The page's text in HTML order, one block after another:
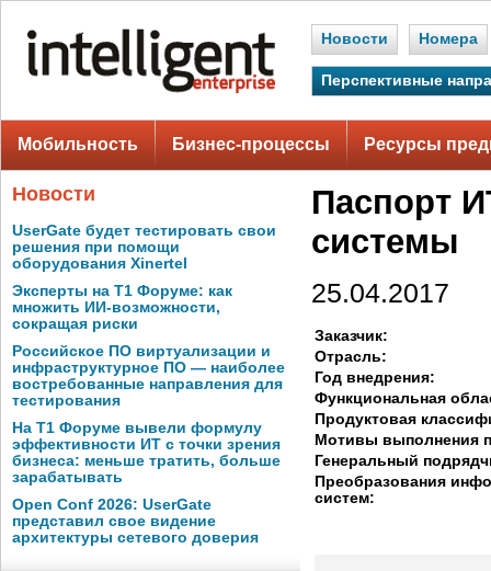
Новости Номера
Перспективные
Мобильность Бизнес-процессы Ресурсы
Новости
UserGate будет тестировать свои
решения при помощи
оборудования Xinertel
Эксперты на Т1 Форуме: как
множить ИИ-возможности,
сокращая риски
Российское ПО виртуализации и
инфраструктурное ПО — наиболее
востребованные направления для
тестирования
На Т1 Форуме вывели формулу
эффективности ИТ с точки зрения
бизнеса: меньше тратить, больше
зарабатывать
Open Conf 2026: UserGate
представил свое видение
архитектуры сетевого доверия
Паспорт
системы
25.04.2017
Заказчик:
Отрасль:
Год внедрения:
Функциональная
Продуктовая
Мотивы выполнения
Генеральный
Преобразования
систем: